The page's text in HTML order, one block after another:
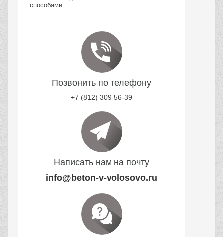
способами:
Позвонить по телефону
+7 (812) 309-56-39
Написать нам на почту
info@beton-v-volosovo.ru